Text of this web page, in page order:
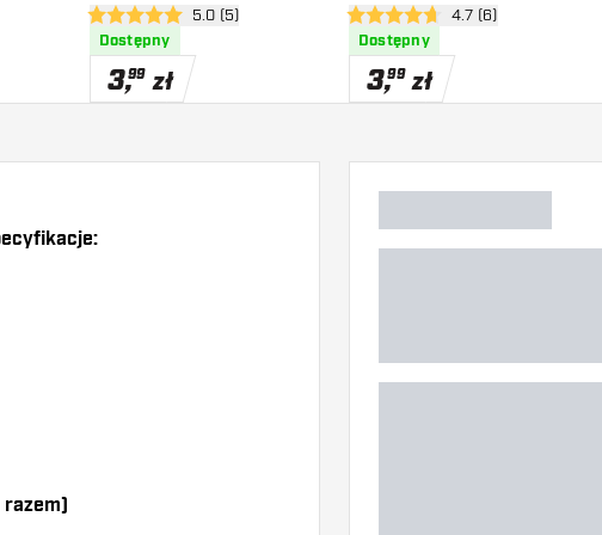
recenzji otwórz panel recenzji
5 gwiazdki oceny5.0 (5)
Dostępny
3,99 zł
otwórz panel recenzji
4.7 gwiazdki oceny
4.7 (6)
Dostępny
3,99 zł